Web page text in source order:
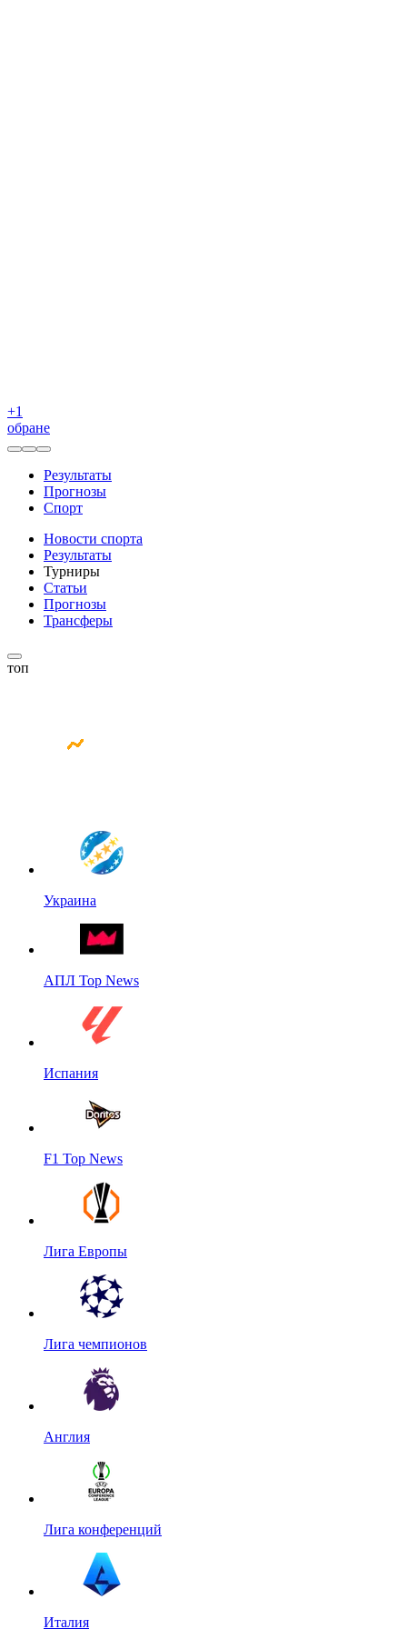
+1
обране
Результаты
Прогнозы
Спорт
Новости спорта
Результаты
Турниры
Статьи
Прогнозы
Трансферы
топ
Украина
АПЛ Top News
Испания
F1 Top News
Лига Европы
Лига чемпионов
Англия
Лига конференций
Италия